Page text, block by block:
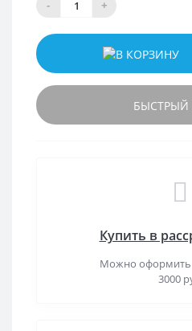
- +
БЫСТРЫЙ
Купить в
Можно оформить
3000